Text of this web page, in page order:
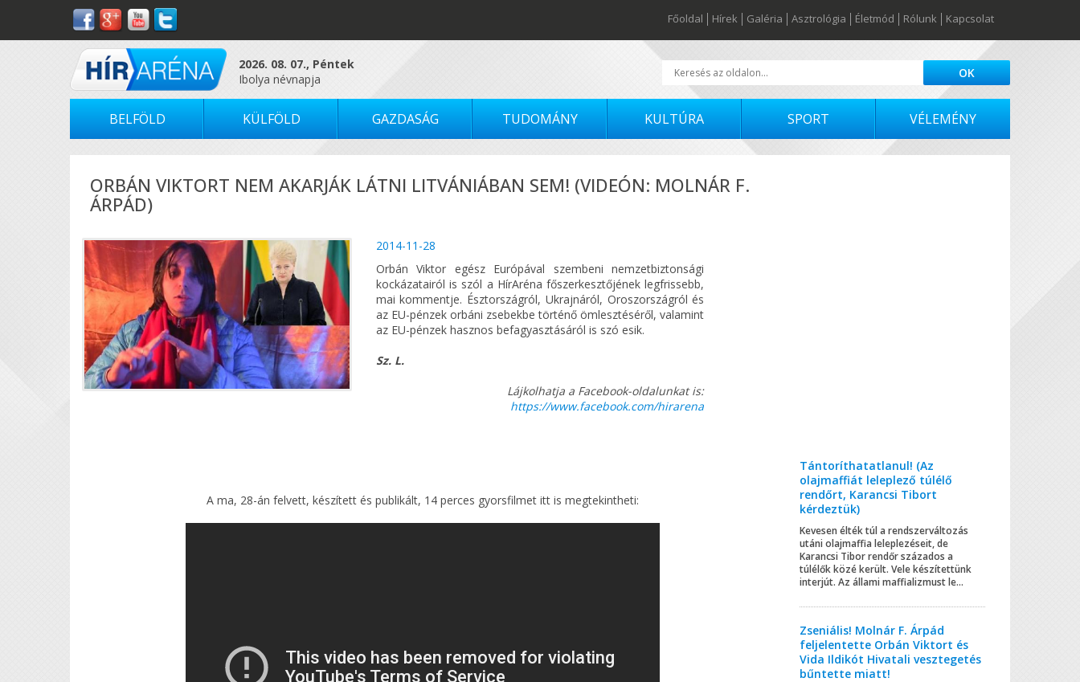
Főoldal Hírek Galéria Asztrológia Életmód Rólunk Kapcsolat
2026. 08. 07., Péntek
Ibolya névnapja
BELFÖLD KÜLFÖLD GAZDASÁG TUDOMÁNY KULTÚRA SPORT VÉLEMÉNY
ORBÁN VIKTORT NEM AKARJÁK LÁTNI LITVÁNIÁBAN SEM! (VIDEÓN: MOLNÁR F.
ÁRPÁD)
2014-11-28
Orbán Viktor egész Európával szembeni nemzetbiztonsági
kockázatairól is szól a HírAréna főszerkesztőjének legfrissebb,
mai kommentje. Észtországról, Ukrajnáról, Oroszországról és
az EU-pénzek orbáni zsebekbe történő ömlesztéséről, valamint
az EU-pénzek hasznos befagyasztásáról is szó esik.
Sz. L.
Lájkolhatja a Facebook-oldalunkat is:
https://www.facebook.com/hirarena
A ma, 28-án felvett, készített és publikált, 14 perces gyorsfilmet itt is megtekintheti:
Tántoríthatatlanul! (Az
olajmaffiát leleplező túlélő
rendőrt, Karancsi Tibort
kérdeztük)
Kevesen élték túl a rendszerváltozás
utáni olajmaffia leleplezéseit, de
Karancsi Tibor rendőr százados a
túlélők közé került. Vele készítettünk
interjút. Az állami maffializmust le...
Zseniális! Molnár F. Árpád
feljelentette Orbán Viktort és
Vida Ildikót Hivatali vesztegetés
bűntette miatt!